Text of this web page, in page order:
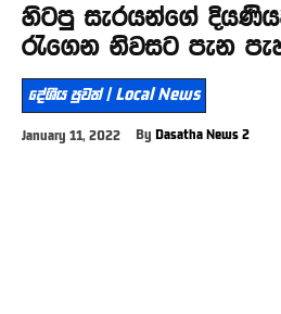
හිටපු සැරයන්ගේ
රැගෙන නිවසට පැන
දේශීය පුවත් | Local News
January 11, 2022 By Dasatha News 2